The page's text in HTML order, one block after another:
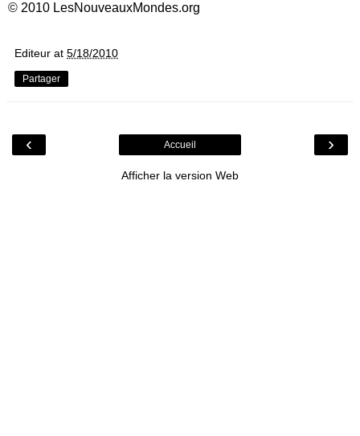
© 2010 LesNouveauxMondes.org
Editeur at 5/18/2010
Partager
‹ ›
Accueil
Afficher la version Web